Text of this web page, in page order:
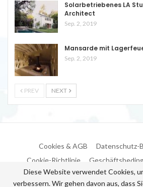
Solarbetriebenes LA
Architect
Sep. 2, 2019
Mansarde mit
Sep. 2, 2019
PREV NEXT
Cookies & AGB
Datenschutz-
Cookie-Richtlinie
Diese Website verwendet Cookies,
verbessern. Wir gehen davon aus, dass